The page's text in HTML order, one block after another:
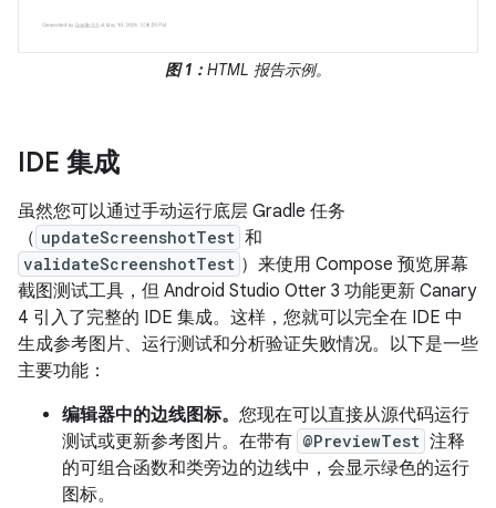
图 1： HTML 报告示例。
IDE 集成
虽然您可以通过手动运行底层 Gradle 任务
（ updateScreenshotTest 和
validateScreenshotTest ）来使用 Compose 预览屏幕
截图测试工具，但 Android Studio Otter 3 功能更新 Canary
4 引入了完整的 IDE 集成。这样，您就可以完全在 IDE 中
生成参考图片、运行测试和分析验证失败情况。以下是一些
主要功能：
编辑器中的边线图标。 您现在可以直接从源代码运行
测试或更新参考图片。在带有 @PreviewTest 注释
的可组合函数和类旁边的边线中，会显示绿色的运行
图标。